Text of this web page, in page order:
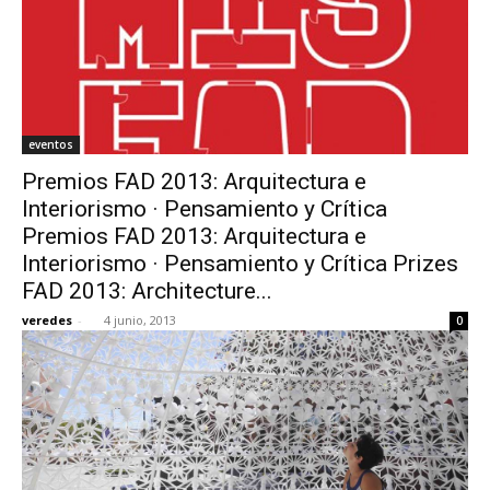
eventos
Premios FAD 2013: Arquitectura e
Interiorismo · Pensamiento y Crítica
Premios FAD 2013: Arquitectura e
Interiorismo · Pensamiento y Crítica Prizes
FAD 2013: Architecture...
veredes - 4 junio, 2013 0